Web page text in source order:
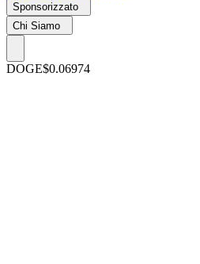
Sponsorizzato
Chi Siamo
DOGE$0.06974